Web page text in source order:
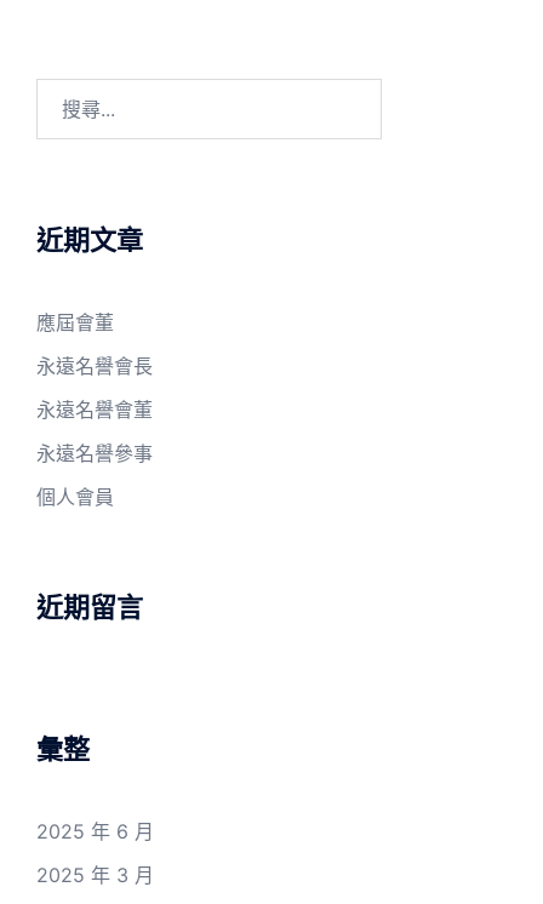
近期文章
應屆會董
永遠名譽會長
永遠名譽會董
永遠名譽參事
個人會員
近期留言
彙整
2025 年 6 月
2025 年 3 月